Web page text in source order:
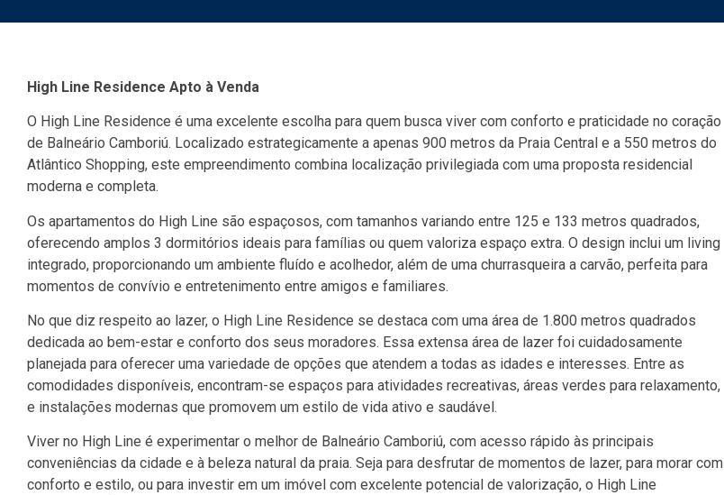
High Line Residence Apto à Venda
O High Line Residence é uma excelente escolha para quem busca viver com conforto e praticidade no coração
de Balneário Camboriú. Localizado estrategicamente a apenas 900 metros da Praia Central e a 550 metros do
Atlântico Shopping, este empreendimento combina localização privilegiada com uma proposta residencial
moderna e completa.
Os apartamentos do High Line são espaçosos, com tamanhos variando entre 125 e 133 metros quadrados,
oferecendo amplos 3 dormitórios ideais para famílias ou quem valoriza espaço extra. O design inclui um living
integrado, proporcionando um ambiente fluído e acolhedor, além de uma churrasqueira a carvão, perfeita para
momentos de convívio e entretenimento entre amigos e familiares.
No que diz respeito ao lazer, o High Line Residence se destaca com uma área de 1.800 metros quadrados
dedicada ao bem-estar e conforto dos seus moradores. Essa extensa área de lazer foi cuidadosamente
planejada para oferecer uma variedade de opções que atendem a todas as idades e interesses. Entre as
comodidades disponíveis, encontram-se espaços para atividades recreativas, áreas verdes para relaxamento,
e instalações modernas que promovem um estilo de vida ativo e saudável.
Viver no High Line é experimentar o melhor de Balneário Camboriú, com acesso rápido às principais
conveniências da cidade e à beleza natural da praia. Seja para desfrutar de momentos de lazer, para morar com
conforto e estilo, ou para investir em um imóvel com excelente potencial de valorização, o High Line